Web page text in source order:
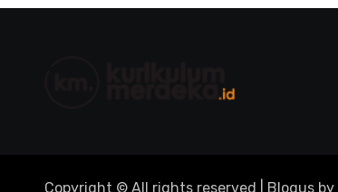
Copyright © All rights reserved Blogus by